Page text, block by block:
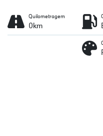
Quilometragem
0km